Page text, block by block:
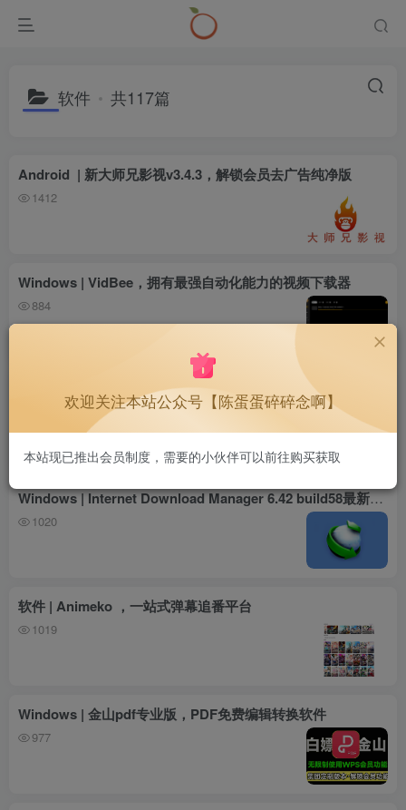
软件 共117篇
Android | 新大师兄影视v3.4.3，解锁会员去广告纯净版
1412
Windows | VidBee，拥有最强自动化能力的视频下载器
884
Windows | 火绒强力卸载，一键卸载干净，免费无广告
Windows | Internet Download Manager 6.42 build58最新版+注册机，IDM 2025年最新版
1020
软件 | Animeko ，一站式弹幕追番平台
1019
Windows | 金山pdf专业版，PDF免费编辑转换软件
977
欢迎关注本站公众号【陈蛋蛋碎碎念啊】
本站现已推出会员制度，需要的小伙伴可以前往购买获取